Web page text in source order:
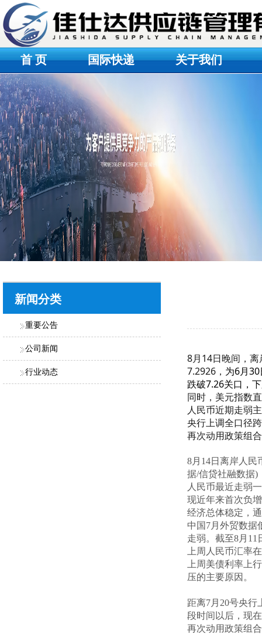
首 页 国际快递 关于我们
新闻分类
重要公告
公司新闻
行业动态
8月14日晚间，
7.2926， 为6月
跌破7.26关口，
同时，美元指数
人民币近期走弱
央行上调全口径
再次动用政策组
8月14日离岸人民
据/信贷社融数据)
人民币最近走弱
现近年来首次负
经济总体稳定，
中国7月外贸数据
走弱。截至8月11
上周人民币汇率
上周美债利率上
压的主要原因。
距离7月20号央
段时间以后，现
再次动用政策组